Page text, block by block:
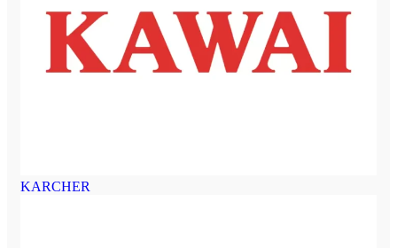
KARCHER